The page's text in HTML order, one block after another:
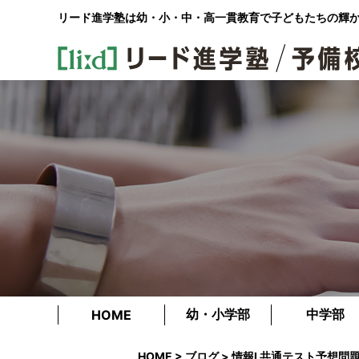
リード進学塾は幼・小・中・高一貫教育で子どもたちの輝
HOME 幼・小学部 中学部
HOME > ブログ> 情報Ⅰ 共通テスト予想問